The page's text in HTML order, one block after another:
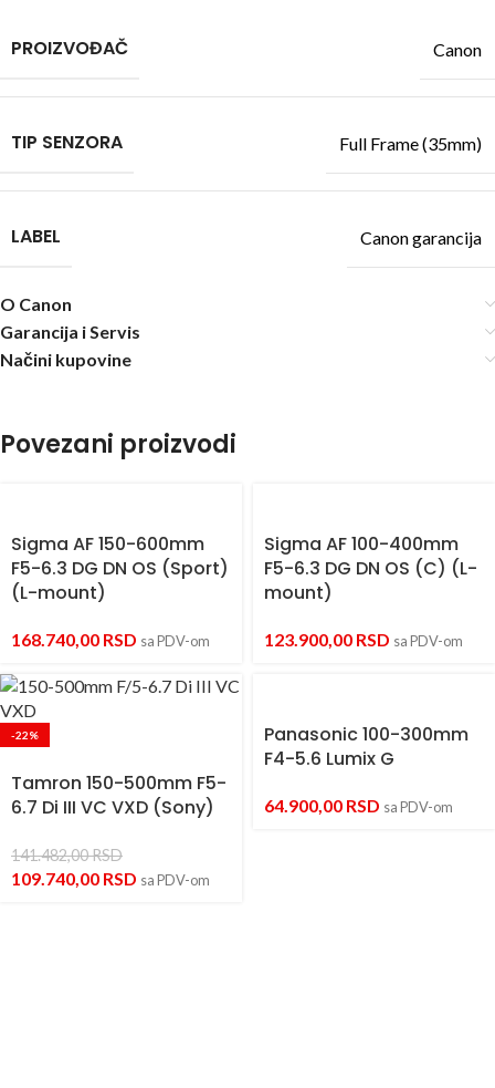
PROIZVOĐAČ Canon
TIP SENZORA Full Frame (35mm)
LABEL Canon garancija
O Canon
Garancija i Servis
Načini kupovine
Povezani proizvodi
Sigma AF 150-600mm
F5-6.3 DG DN OS (Sport)
(L-mount)
168.740,00 RSD sa PDV-om
Sigma AF 100-400mm
F5-6.3 DG DN OS (C) (L-
mount)
123.900,00 RSD sa PDV-om
-22%
Tamron 150-500mm F5-
6.7 Di III VC VXD (Sony)
141.482,00RSD
109.740,00 RSD sa PDV-om
Panasonic 100-300mm
F4-5.6 Lumix G
64.900,00 RSD sa PDV-om